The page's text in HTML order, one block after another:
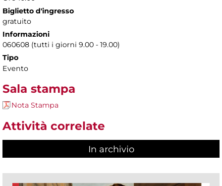
Biglietto d'ingresso
gratuito
Informazioni
060608 (tutti i giorni 9.00 - 19.00)
Tipo
Evento
Sala stampa
Nota Stampa
Attività correlate
In archivio